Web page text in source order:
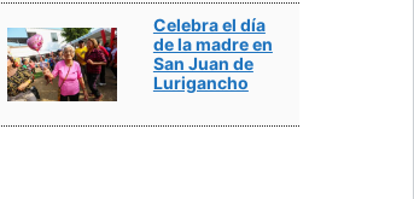
Celebra el día
de la madre en
San Juan de
Lurigancho